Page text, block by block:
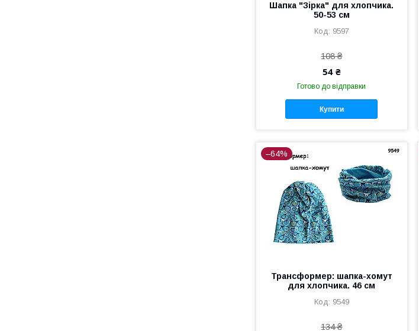
Шапка "Зірка" для хлопчика.
50-53 см
9597
108 ₴
54 ₴
Готово до відправки
Купити
–64%
Трансформер: шапка-хомут
для хлопчика. 46 см
9549
134 ₴